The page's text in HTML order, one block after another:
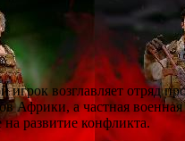
возглавляет отряд
а частная
развитие конфликта.